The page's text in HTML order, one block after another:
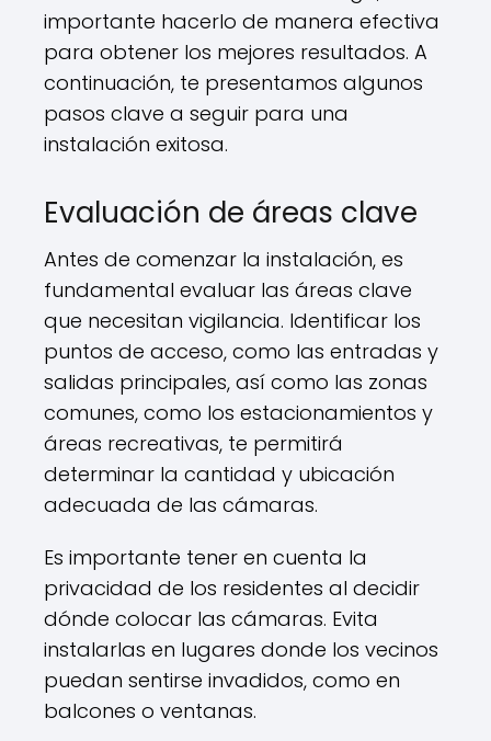
importante hacerlo de manera efectiva
para obtener los mejores resultados. A
continuación, te presentamos algunos
pasos clave a seguir para una
instalación exitosa.
Evaluación de áreas clave
Antes de comenzar la instalación, es
fundamental evaluar las áreas clave
que necesitan vigilancia. Identificar los
puntos de acceso, como las entradas y
salidas principales, así como las zonas
comunes, como los estacionamientos y
áreas recreativas, te permitirá
determinar la cantidad y ubicación
adecuada de las cámaras.
Es importante tener en cuenta la
privacidad de los residentes al decidir
dónde colocar las cámaras. Evita
instalarlas en lugares donde los vecinos
puedan sentirse invadidos, como en
balcones o ventanas.